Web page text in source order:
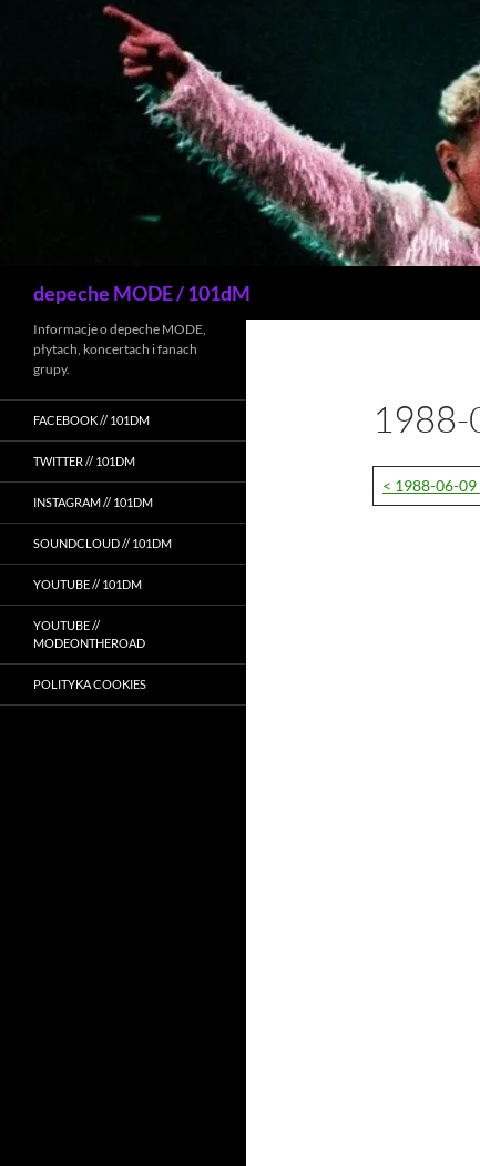
depeche MODE / 101dM
1988-
< 1988-06-09
Informacje o depeche MODE,
płytach, koncertach i fanach
grupy.
FACEBOOK // 101DM
TWITTER // 101DM
INSTAGRAM // 101DM
SOUNDCLOUD // 101DM
YOUTUBE // 101DM
YOUTUBE //
MODEONTHEROAD
POLITYKA COOKIES